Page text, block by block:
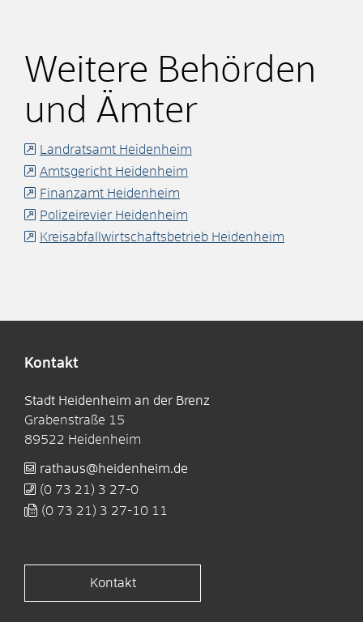
Weitere Behörden
und Ämter
Landratsamt Heidenheim
Amtsgericht Heidenheim
Finanzamt Heidenheim
Polizeirevier Heidenheim
Kreisabfallwirtschaftsbetrieb Heidenheim
Kontakt
Stadt Heidenheim an der Brenz
Grabenstraße 15
89522 Heidenheim
rathaus@heidenheim.de
(0 73 21) 3 27-0
(0 73 21) 3 27-10 11
Kontakt